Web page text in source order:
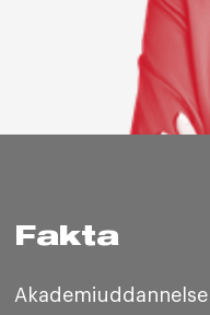
Fakta
Akademiuddannelse